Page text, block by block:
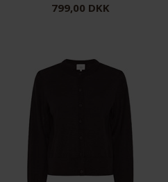
M/L
799,00 DKK